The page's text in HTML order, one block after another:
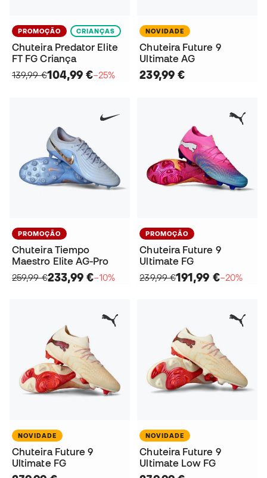
PROMOÇÃO CRIANÇAS
Chuteira Predator Elite
FT FG Criança
139,99 €104,99 €−25%
NOVIDADE
Chuteira Future 9
Ultimate AG
239,99 €
PROMOÇÃO
Chuteira Tiempo
Maestro Elite AG-Pro
259,99 €233,99 €−10%
PROMOÇÃO
Chuteira Future 9
Ultimate FG
239,99 €191,99 €−20%
NOVIDADE
Chuteira Future 9
Ultimate FG
NOVIDADE
Chuteira Future 9
Ultimate Low FG